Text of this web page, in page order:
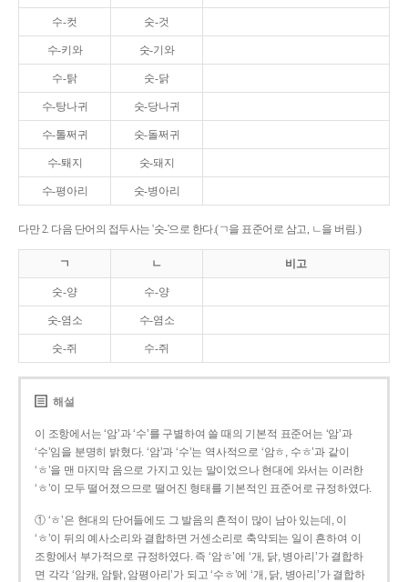
수-컷 숫-것
수-키와 숫-기와
수-탉 숫-닭
수-탕나귀 숫-당나귀
수-톨쩌귀 숫-돌쩌귀
수-퇘지 숫-돼지
수-평아리 숫-병아리
다만 2. 다음 단어의 접두사는 '숫-'으로 한다.(ㄱ을 표준어로 삼고, ㄴ을 버림.)
ㄱ ㄴ 비고
숫-양 수-양
숫-염소 수-염소
숫-쥐 수-쥐
해설
이 조항에서는 ‘암’과 ‘수’를 구별하여 쓸 때의 기본적 표준어는 ‘암’과
‘수’임을 분명히 밝혔다. ‘암’과 ‘수’는 역사적으로 ‘암ㅎ, 수ㅎ’과 같이
‘ㅎ’을 맨 마지막 음으로 가지고 있는 말이었으나 현대에 와서는 이러한
‘ㅎ’이 모두 떨어졌으므로 떨어진 형태를 기본적인 표준어로 규정하였다.
① ‘ㅎ’은 현대의 단어들에도 그 발음의 흔적이 많이 남아 있는데, 이
‘ㅎ’이 뒤의 예사소리와 결합하면 거센소리로 축약되는 일이 흔하여 이
조항에서 부가적으로 규정하였다. 즉 ‘암ㅎ’에 ‘개, 닭, 병아리’가 결합하
면 각각 ‘암캐, 암탉, 암평아리’가 되고 ‘수ㅎ’에 ‘개, 닭, 병아리’가 결합하